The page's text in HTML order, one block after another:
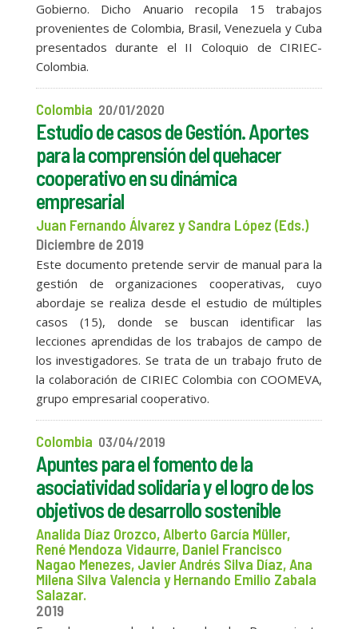
Gobierno. Dicho Anuario recopila 15 trabajos
provenientes de Colombia, Brasil, Venezuela y Cuba
presentados durante el II Coloquio de CIRIEC-
Colombia.
Colombia 20/01/2020
Estudio de casos de Gestión. Aportes
para la comprensión del quehacer
cooperativo en su dinámica
empresarial
Juan Fernando Álvarez y Sandra López (Eds.)
Diciembre de 2019
Este documento pretende servir de manual para la
gestión de organizaciones cooperativas, cuyo
abordaje se realiza desde el estudio de múltiples
casos (15), donde se buscan identificar las
lecciones aprendidas de los trabajos de campo de
los investigadores. Se trata de un trabajo fruto de
la colaboración de CIRIEC Colombia con COOMEVA,
grupo empresarial cooperativo.
Colombia 03/04/2019
Apuntes para el fomento de la
asociatividad solidaria y el logro de los
objetivos de desarrollo sostenible
Analida Díaz Orozco, Alberto García Müller,
René Mendoza Vidaurre, Daniel Francisco
Nagao Menezes, Javier Andrés Silva Díaz, Ana
Milena Silva Valencia y Hernando Emilio Zabala
Salazar.
2019